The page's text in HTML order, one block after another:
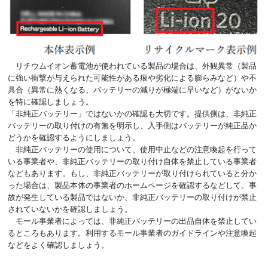
リチウムイオン蓄電池が使われている製品の場合は、外観異常（製品
に強い衝撃が与えられた可能性がある痕や劣化による膨らみなど）や不
具合（異常に熱くなる、バッテリーの減りが極端に早いなど）がないか
を特に確認しましょう。
「非純正バッテリー」ではないかの確認も大切です。提供側は、非純正
バッテリーの取り付けの有無を明示し、入手側はバッテリーが純正品か
どうかを確認するようにしましょう。
非純正バッテリーの使用について、使用中止などの注意喚起を行って
いる事業者や、非純正バッテリーの取り付け自体を禁止している事業者
などもあります。もし、非純正バッテリーが取り付けられていると分か
った場合は、製品本体の事業者のホームページを確認するなどして、事
故が発生している製品ではないか、非純正バッテリーの取り付けが禁止
されていないかを確認しましょう。
モール事業者によっては、非純正バッテリーの出品自体を禁止してい
るところもあります。利用するモール事業者のガイドラインや注意喚起
などをよく確認しましょう。